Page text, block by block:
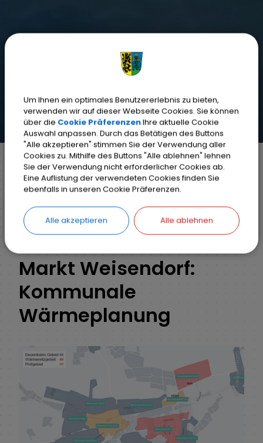
Markt Weisendorf
Unsere Gemeinde
Klima, Energie & Umwelt
Kommunale Wärmeplanung
Markt Weisendorf:
Kommunale
Wärmeplanung
Frequentum
Um Ihnen ein optimales Benutzererlebnis zu bieten,
verwenden wir auf dieser Webseite Cookies. Sie können
über die Cookie PräferenzenIhre aktuelle Cookie
Auswahl anpassen. Durch das Betätigen des Buttons
"Alle akzeptieren" stimmen Sie der Verwendung aller
Cookies zu. Mithilfe des Buttons "Alle ablehnen" lehnen
Sie der Verwendung nicht erforderlicher Cookies ab.
Eine Auflistung der verwendeten Cookies finden Sie
ebenfalls in unseren Cookie Präferenzen.
Alle akzeptieren Alle ablehnen